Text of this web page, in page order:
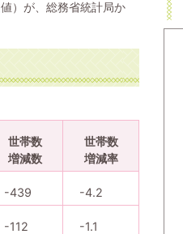
）が、総務省統計局か
世帯数
増減数
世帯数
増減率
-439 -4.2
-112 -1.1